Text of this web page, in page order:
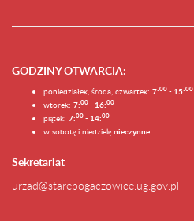
GODZINY OTWARCIA:
poniedziałek, środa, czwartek: 7:00 - 15:00
wtorek: 7:00 - 16:00
piątek: 7:00 - 14:00
w sobotę i niedzielę nieczynne
Sekretariat
urzad@starebogaczowice.ug.gov.pl